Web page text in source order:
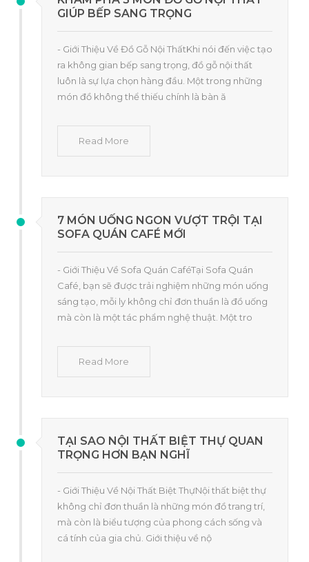
GIÚP BẾP SANG TRỌNG
- Giới Thiệu Về Đồ Gỗ Nội ThấtKhi nói đến việc tạo
ra không gian bếp sang trọng, đồ gỗ nội thất
luôn là sự lựa chọn hàng đầu. Một trong những
món đồ không thể thiếu chính là bàn ă
Read More
7 MÓN UỐNG NGON VƯỢT TRỘI TẠI
SOFA QUÁN CAFÉ MỚI
- Giới Thiệu Về Sofa Quán CaféTại Sofa Quán
Café, bạn sẽ được trải nghiệm những món uống
sáng tạo, mỗi ly không chỉ đơn thuần là đồ uống
mà còn là một tác phẩm nghệ thuật. Một tro
Read More
TẠI SAO NỘI THẤT BIỆT THỰ QUAN
TRỌNG HƠN BẠN NGHĨ
- Giới Thiệu Về Nội Thất Biệt ThựNội thất biệt thự
không chỉ đơn thuần là những món đồ trang trí,
mà còn là biểu tượng của phong cách sống và
cá tính của gia chủ. Giới thiệu về nộ